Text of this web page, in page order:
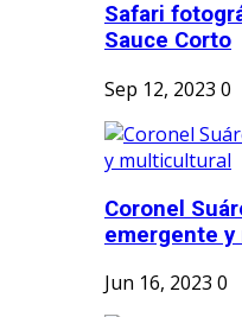
Safari
Sauce Corto
Sep 12, 2023 0
Coronel
emergente
Jun 16, 2023 0